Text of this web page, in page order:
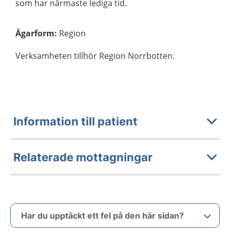
som har närmaste lediga tid.
Ägarform: Region
Verksamheten tillhör Region Norrbotten.
Information till patient
Relaterade mottagningar
Har du upptäckt ett fel på den här sidan?